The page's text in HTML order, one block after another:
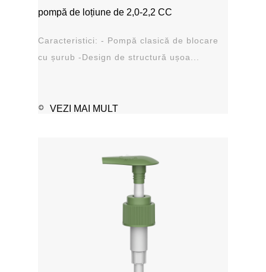
pompă de loțiune de 2,0-2,2 CC
Caracteristici: - Pompă clasică de blocare
cu șurub -Design de structură ușoa...
VEZI MAI MULT